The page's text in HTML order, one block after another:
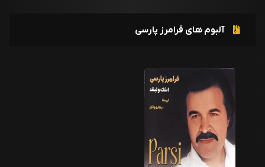
آلبوم های فرامرز پارسی